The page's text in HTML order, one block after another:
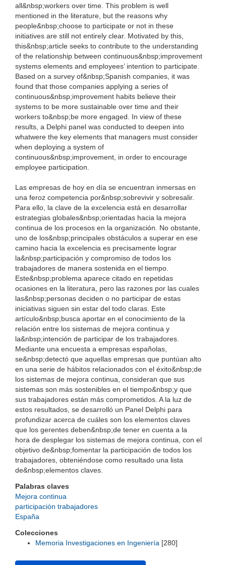
all&nbsp;workers over time. This problem is well
mentioned in the literature, but the reasons why
people&nbsp;choose to participate or not in these
initiatives are still not entirely clear. Motivated by this,
this&nbsp;article seeks to contribute to the understanding
of the relationship between continuous&nbsp;improvement
systems elements and employees’ intention to participate.
Based on a survey of&nbsp;Spanish companies, it was
found that those companies applying a series of
continuous&nbsp;improvement habits believe their
systems to be more sustainable over time and their
workers to&nbsp;be more engaged. In view of these
results, a Delphi panel was conducted to deepen into
whatwere the key elements that managers must consider
when deploying a system of
continuous&nbsp;improvement, in order to encourage
employee participation.
Las empresas de hoy en día se encuentran inmersas en
una feroz competencia por&nbsp;sobrevivir y sobresalir.
Para ello, la clave de la excelencia está en desarrollar
estrategias globales&nbsp;orientadas hacia la mejora
continua de los procesos en la organización. No obstante,
uno de los&nbsp;principales obstáculos a superar en ese
camino hacia la excelencia es precisamente lograr
la&nbsp;participación y compromiso de todos los
trabajadores de manera sostenida en el tiempo.
Este&nbsp;problema aparece citado en repetidas
ocasiones en la literatura, pero las razones por las cuales
las&nbsp;personas deciden o no participar de estas
iniciativas siguen sin estar del todo claras. Este
artículo&nbsp;busca aportar en el conocimiento de la
relación entre los sistemas de mejora continua y
la&nbsp;intención de participar de los trabajadores.
Mediante una encuesta a empresas españolas,
se&nbsp;detectó que aquellas empresas que puntúan alto
en una serie de hábitos relacionados con el éxito&nbsp;de
los sistemas de mejora continua, consideran que sus
sistemas son más sostenibles en el tiempo&nbsp;y que
sus trabajadores están más comprometidos. A la luz de
estos resultados, se desarrolló un Panel Delphi para
profundizar acerca de cuáles son los elementos claves
que los gerentes deben&nbsp;de tener en cuenta a la
hora de desplegar los sistemas de mejora continua, con el
objetivo de&nbsp;fomentar la participación de todos los
trabajadores, obteniéndose como resultado una lista
de&nbsp;elementos claves.
Palabras claves
Mejora continua
participación trabajadores
España
Colecciones
Memoria Investigaciones en Ingeniería [280]